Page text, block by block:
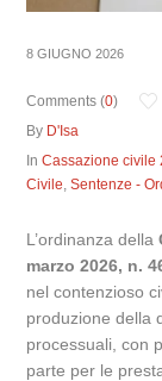
8 GIUGNO 2026
Comments (0)
By D'Isa
InCassazione civile
Civile,Sentenze -
L’ordinanza della
marzo 2026, n.
nel contenzioso
produzione della
processuali, con
parte per le